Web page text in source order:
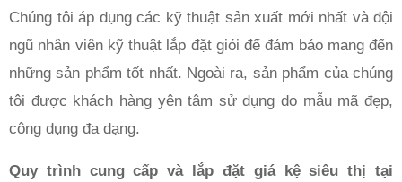
Chúng tôi áp dụng các kỹ thuật sản xuất mới nhất và đội
ngũ nhân viên kỹ thuật lắp đặt giỏi để đảm bảo mang đến
những sản phẩm tốt nhất. Ngoài ra, sản phẩm của chúng
tôi được khách hàng yên tâm sử dụng do mẫu mã đẹp,
công dụng đa dạng.
Quy trình cung cấp và lắp đặt giá kệ siêu thị tại